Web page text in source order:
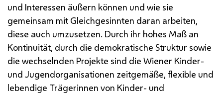
und Interessen äußern können und wie sie
gemeinsam mit Gleichgesinnten daran arbeiten,
diese auch umzusetzen. Durch ihr hohes Maß an
Kontinuität, durch die demokratische Struktur sowie
die wechselnden Projekte sind die Wiener Kinder-
und Jugendorganisationen zeitgemäße, flexible und
lebendige Trägerinnen von Kinder- und